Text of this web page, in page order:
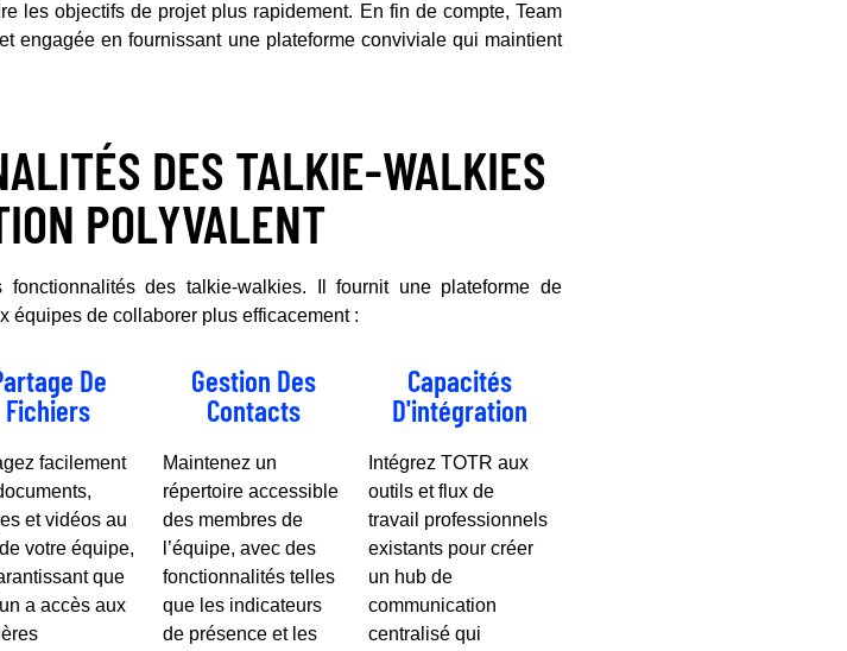
les objectifs de projet plus rapidement. En fin de compte, Team
engagée en fournissant une plateforme conviviale qui maintient
DES TALKIE-WALKIES
POLYVALENT
des talkie-walkies. Il fournit une plateforme de
équipes de collaborer plus efficacement :
De
Fichiers
facilement
et vidéos au
votre équipe,
que
a accès aux
Gestion Des
Contacts
Maintenez un
répertoire accessible
des membres de
l’équipe, avec des
fonctionnalités telles
que les indicateurs
de présence et les
Capacités
D'intégration
Intégrez TOTR aux
outils et flux de
travail professionnels
existants pour créer
un hub de
communication
centralisé qui